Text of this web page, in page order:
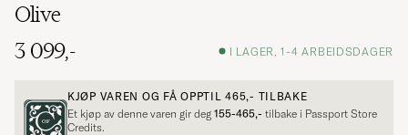
Olive
3 099,-
I LAGER, 1-4 ARBEIDSDAGER
KJØP VAREN OG FÅ OPPTIL465,- TILBAKE
Et kjøp av denne varen gir deg 155-465,- tilbake i Passport Store
Credits.